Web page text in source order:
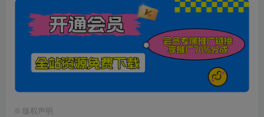
© 版权声明